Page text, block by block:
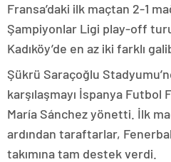
Fransa’daki ilk maçtan 2-1
Şampiyonlar Ligi play-off
Kadıköy’de en az iki farklı
Şükrü Saraçoğlu
karşılaşmayı İspanya Futbol
María Sánchez yönetti. İlk
ardından taraftarlar,
takımına tam destek verdi.